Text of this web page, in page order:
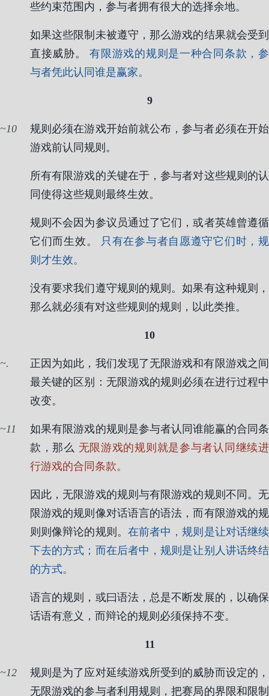
些约束范围内，参与者拥有很大的选择余地。
如果这些限制未被遵守，那么游戏的结果就会受到
直接威胁。有限游戏的规则是一种合同条款，参
与者凭此认同谁是赢家。
9
10
规则必须在游戏开始前就公布，参与者必须在开始
游戏前认同规则。
所有有限游戏的关键在于，参与者对这些规则的认
同使得这些规则最终生效。
规则不会因为参议员通过了它们，或者英雄曾遵循
它们而生效。 只有在参与者自愿遵守它们时，规
则才生效。
没有要求我们遵守规则的规则。如果有这种规则，
那么就必须有对这些规则的规则，以此类推。
10
.
正因为如此，我们发现了无限游戏和有限游戏之间
最关键的区别：无限游戏的规则必须在进行过程中
改变。
11
如果有限游戏的规则是参与者认同谁能赢的合同条
款，那么 无限游戏的规则就是参与者认同继续进
行游戏的合同条款。
因此，无限游戏的规则与有限游戏的规则不同。无
限游戏的规则像对话语言的语法，而有限游戏的规
则则像辩论的规则。 在前者中，规则是让对话继续
下去的方式；而在后者中，规则是让别人讲话终结
的方式。
语言的规则，或曰语法，总是不断发展的，以确保
话语有意义，而辩论的规则必须保持不变。
11
12
规则是为了应对延续游戏所受到的威胁而设定的，
无限游戏的参与者利用规则，把赛局的界限和限制